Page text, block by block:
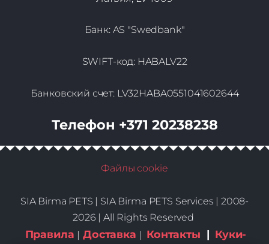
Банк: AS "Swedbank"
SWIFT-код: HABALV22
Банковский счет: LV32HABA0551041602644
Телефон +371 20238238
Файлы cookie
SIA Birma PETS | SIA Birma PETS Services | 2008-
2026 | All Rights Reserved
Правила | Доставка | Контакты | Куки-